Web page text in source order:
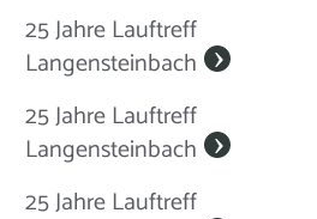
25 Jahre Lauftreff
Langensteinbach
25 Jahre Lauftreff
Langensteinbach
25 Jahre Lauftreff